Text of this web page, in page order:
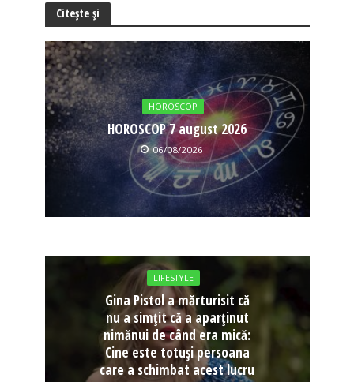
Citește și
HOROSCOP
HOROSCOP 7 august 2026
06/08/2026
LIFESTYLE
Gina Pistol a mărturisit că
nu a simțit că a aparținut
nimănui de când era mică:
Cine este totuși persoana
care a schimbat acest lucru